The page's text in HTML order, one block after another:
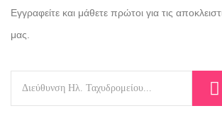
Εγγραφείτε και μάθετε πρώτοι για τις
μας.